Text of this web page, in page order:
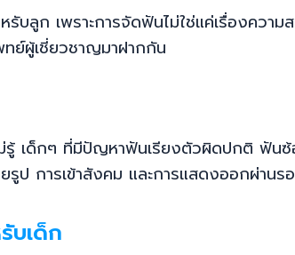
ก เพราะการจัดฟันไม่ใช่แค่เรื่องความ
ทย์ผู้เชี่ยวชาญมาฝากกัน
รู้ เด็กๆ ที่มีปัญหาฟันเรียงตัวผิดปกติ ฟั
รูป การเข้าสังคม และการแสดงออกผ่าน
บเด็ก